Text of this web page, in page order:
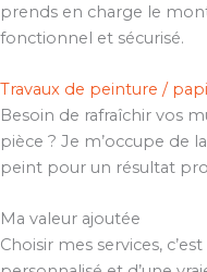
prends en charge le
fonctionnel et sécurisé.
Travaux de peinture /
Besoin de rafraîchir vos
pièce ? Je m’occupe de
peint pour un résultat
Ma valeur ajoutée
Choisir mes services,